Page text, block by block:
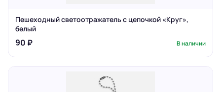
Пешеходный светоотражатель с цепочкой «Круг»,
белый
90 ₽ В наличии